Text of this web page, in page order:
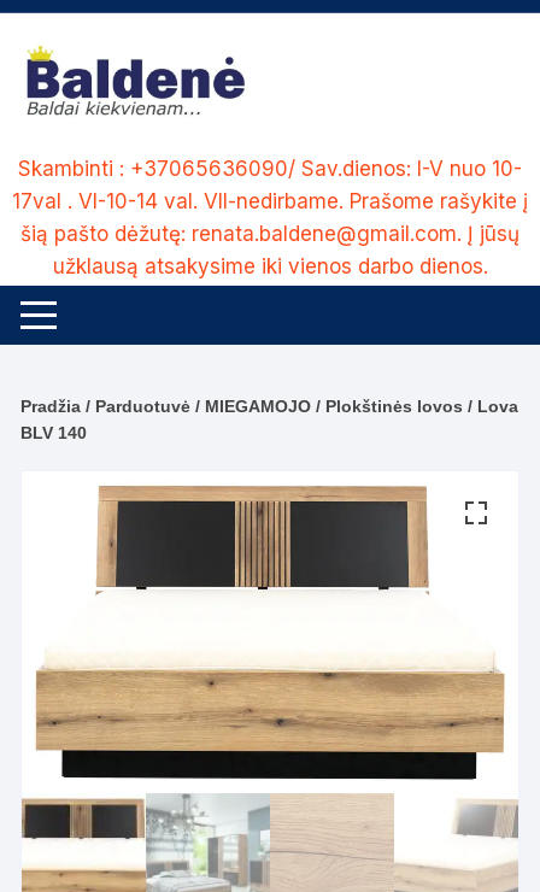
Skip
content
Skambinti : +37065636090/ Sav.dienos: I-V nuo 10-
17val . VI-10-14 val. VII-nedirbame. Prašome rašykite į
šią pašto dėžutę: renata.baldene@gmail.com. Į jūsų
užklausą atsakysime iki vienos darbo dienos.
Pradžia / Parduotuvė / MIEGAMOJO / Plokštinės lovos / Lova
BLV 140